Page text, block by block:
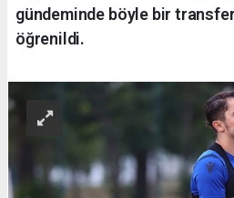
gündeminde böyle bir
öğrenildi.